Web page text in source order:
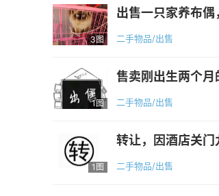
3图
出售一只家养布
二手物品/出售
1图
售卖刚出生两个
二手物品/出售
1图
转让，因酒店关
二手物品/出售